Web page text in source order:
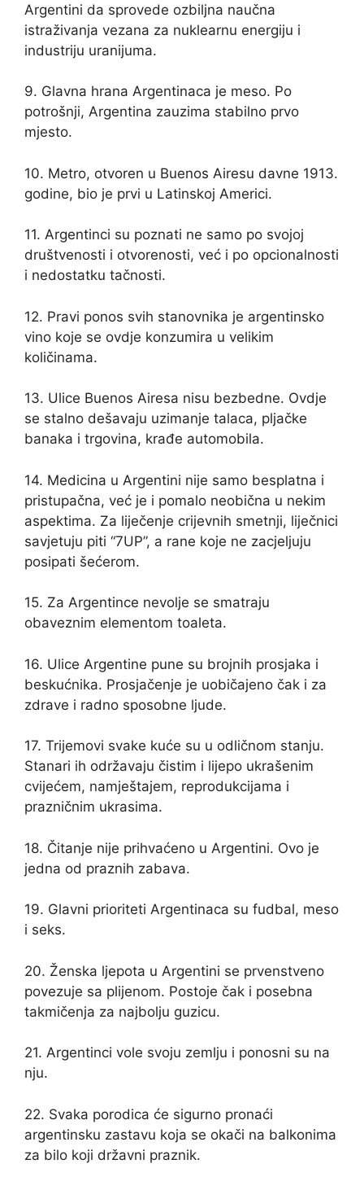
Argentini da sprovede ozbiljna naučna
istraživanja vezana za nuklearnu energiju i
industriju uranijuma.
9. Glavna hrana Argentinaca je meso. Po
potrošnji, Argentina zauzima stabilno prvo
mjesto.
10. Metro, otvoren u Buenos Airesu davne 1913.
godine, bio je prvi u Latinskoj Americi.
11. Argentinci su poznati ne samo po svojoj
društvenosti i otvorenosti, već i po opcionalnosti
i nedostatku tačnosti.
12. Pravi ponos svih stanovnika je argentinsko
vino koje se ovdje konzumira u velikim
količinama.
13. Ulice Buenos Airesa nisu bezbedne. Ovdje
se stalno dešavaju uzimanje talaca, pljačke
banaka i trgovina, krađe automobila.
14. Medicina u Argentini nije samo besplatna i
pristupačna, već je i pomalo neobična u nekim
aspektima. Za liječenje crijevnih smetnji, liječnici
savjetuju piti “7UP”, a rane koje ne zacjeljuju
posipati šećerom.
15. Za Argentince nevolje se smatraju
obaveznim elementom toaleta.
16. Ulice Argentine pune su brojnih prosjaka i
beskućnika. Prosjačenje je uobičajeno čak i za
zdrave i radno sposobne ljude.
17. Trijemovi svake kuće su u odličnom stanju.
Stanari ih održavaju čistim i lijepo ukrašenim
cvijećem, namještajem, reprodukcijama i
prazničnim ukrasima.
18. Čitanje nije prihvaćeno u Argentini. Ovo je
jedna od praznih zabava.
19. Glavni prioriteti Argentinaca su fudbal, meso
i seks.
20. Ženska ljepota u Argentini se prvenstveno
povezuje sa plijenom. Postoje čak i posebna
takmičenja za najbolju guzicu.
21. Argentinci vole svoju zemlju i ponosni su na
nju.
22. Svaka porodica će sigurno pronaći
argentinsku zastavu koja se okači na balkonima
za bilo koji državni praznik.